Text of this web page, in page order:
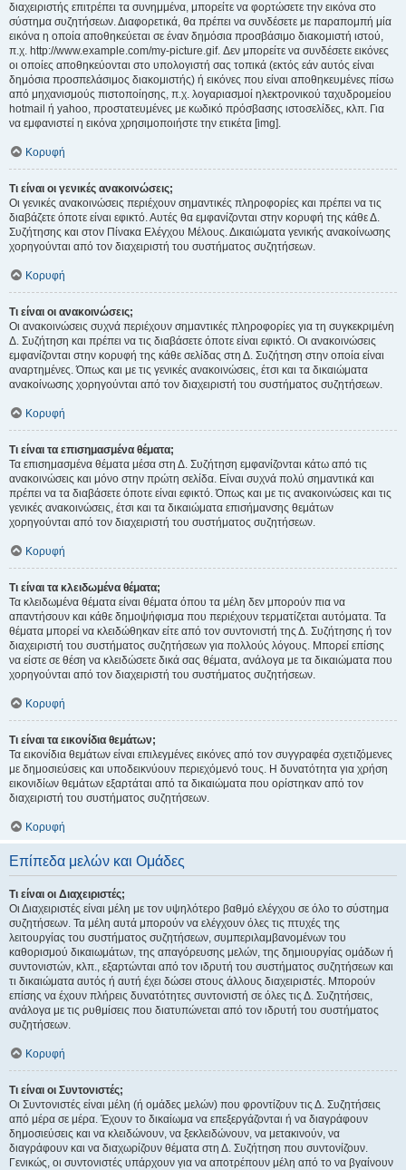
διαχειριστής επιτρέπει τα συνημμένα, μπορείτε να φορτώσετε την εικόνα στο
σύστημα συζητήσεων. Διαφορετικά, θα πρέπει να συνδέσετε με παραπομπή μία
εικόνα η οποία αποθηκεύεται σε έναν δημόσια προσβάσιμο διακομιστή ιστού,
π.χ. http://www.example.com/my-picture.gif. Δεν μπορείτε να συνδέσετε εικόνες
οι οποίες αποθηκεύονται στο υπολογιστή σας τοπικά (εκτός εάν αυτός είναι
δημόσια προσπελάσιμος διακομιστής) ή εικόνες που είναι αποθηκευμένες πίσω
από μηχανισμούς πιστοποίησης, π.χ. λογαριασμοί ηλεκτρονικού ταχυδρομείου
hotmail ή yahoo, προστατευμένες με κωδικό πρόσβασης ιστοσελίδες, κλπ. Για
να εμφανιστεί η εικόνα χρησιμοποιήστε την ετικέτα [img].
Κορυφή
Τι είναι οι γενικές ανακοινώσεις;
Οι γενικές ανακοινώσεις περιέχουν σημαντικές πληροφορίες και πρέπει να τις
διαβάζετε όποτε είναι εφικτό. Αυτές θα εμφανίζονται στην κορυφή της κάθε Δ.
Συζήτησης και στον Πίνακα Ελέγχου Μέλους. Δικαιώματα γενικής ανακοίνωσης
χορηγούνται από τον διαχειριστή του συστήματος συζητήσεων.
Κορυφή
Τι είναι οι ανακοινώσεις;
Οι ανακοινώσεις συχνά περιέχουν σημαντικές πληροφορίες για τη συγκεκριμένη
Δ. Συζήτηση και πρέπει να τις διαβάσετε όποτε είναι εφικτό. Οι ανακοινώσεις
εμφανίζονται στην κορυφή της κάθε σελίδας στη Δ. Συζήτηση στην οποία είναι
αναρτημένες. Όπως και με τις γενικές ανακοινώσεις, έτσι και τα δικαιώματα
ανακοίνωσης χορηγούνται από τον διαχειριστή του συστήματος συζητήσεων.
Κορυφή
Τι είναι τα επισημασμένα θέματα;
Τα επισημασμένα θέματα μέσα στη Δ. Συζήτηση εμφανίζονται κάτω από τις
ανακοινώσεις και μόνο στην πρώτη σελίδα. Είναι συχνά πολύ σημαντικά και
πρέπει να τα διαβάσετε όποτε είναι εφικτό. Όπως και με τις ανακοινώσεις και τις
γενικές ανακοινώσεις, έτσι και τα δικαιώματα επισήμανσης θεμάτων
χορηγούνται από τον διαχειριστή του συστήματος συζητήσεων.
Κορυφή
Τι είναι τα κλειδωμένα θέματα;
Τα κλειδωμένα θέματα είναι θέματα όπου τα μέλη δεν μπορούν πια να
απαντήσουν και κάθε δημοψήφισμα που περιέχουν τερματίζεται αυτόματα. Τα
θέματα μπορεί να κλειδώθηκαν είτε από τον συντονιστή της Δ. Συζήτησης ή τον
διαχειριστή του συστήματος συζητήσεων για πολλούς λόγους. Μπορεί επίσης
να είστε σε θέση να κλειδώσετε δικά σας θέματα, ανάλογα με τα δικαιώματα που
χορηγούνται από τον διαχειριστή του συστήματος συζητήσεων.
Κορυφή
Τι είναι τα εικονίδια θεμάτων;
Τα εικονίδια θεμάτων είναι επιλεγμένες εικόνες από τον συγγραφέα σχετιζόμενες
με δημοσιεύσεις και υποδεικνύουν περιεχόμενό τους. Η δυνατότητα για χρήση
εικονιδίων θεμάτων εξαρτάται από τα δικαιώματα που ορίστηκαν από τον
διαχειριστή του συστήματος συζητήσεων.
Κορυφή
Επίπεδα μελών και Ομάδες
Τι είναι οι Διαχειριστές;
Οι Διαχειριστές είναι μέλη με τον υψηλότερο βαθμό ελέγχου σε όλο το σύστημα
συζητήσεων. Τα μέλη αυτά μπορούν να ελέγχουν όλες τις πτυχές της
λειτουργίας του συστήματος συζητήσεων, συμπεριλαμβανομένων του
καθορισμού δικαιωμάτων, της απαγόρευσης μελών, της δημιουργίας ομάδων ή
συντονιστών, κλπ., εξαρτώνται από τον ιδρυτή του συστήματος συζητήσεων και
τι δικαιώματα αυτός ή αυτή έχει δώσει στους άλλους διαχειριστές. Μπορούν
επίσης να έχουν πλήρεις δυνατότητες συντονιστή σε όλες τις Δ. Συζητήσεις,
ανάλογα με τις ρυθμίσεις που διατυπώνεται από τον ιδρυτή του συστήματος
συζητήσεων.
Κορυφή
Τι είναι οι Συντονιστές;
Οι Συντονιστές είναι μέλη (ή ομάδες μελών) που φροντίζουν τις Δ. Συζητήσεις
από μέρα σε μέρα. Έχουν το δικαίωμα να επεξεργάζονται ή να διαγράφουν
δημοσιεύσεις και να κλειδώνουν, να ξεκλειδώνουν, να μετακινούν, να
διαγράφουν και να διαχωρίζουν θέματα στη Δ. Συζήτηση που συντονίζουν.
Γενικώς, οι συντονιστές υπάρχουν για να αποτρέπουν μέλη από το να βγαίνουν